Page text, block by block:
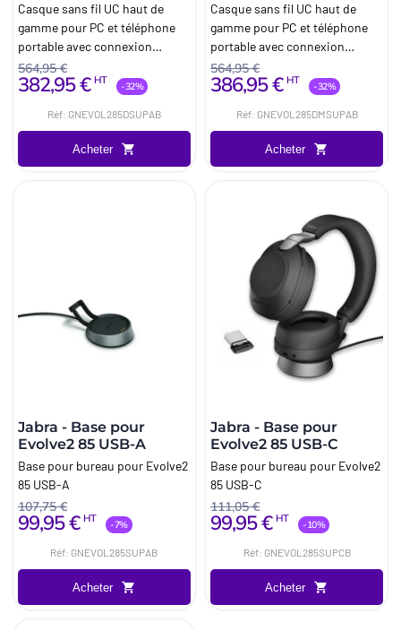
base
Casque sans fil UC haut de
gamme pour PC et téléphone
portable avec connexion
dongle USB-A et base pour
bureau
564,95 €
382,95 € HT -32%
Réf: GNEVOL285DSUPAB
Acheter
base
Casque sans fil UC haut de
gamme pour PC et téléphone
portable avec connexion
dongle USB-A optimisé
Microsoft Teams et base pour
564,95 €
386,95 € HT -32%
Réf: GNEVOL285DMSUPAB
Acheter
Jabra - Base pour
Evolve2 85 USB-A
Base pour bureau pour Evolve2
85 USB-A
107,75 €
99,95 € HT -7%
Réf: GNEVOL285SUPAB
Acheter
Jabra - Base pour
Evolve2 85 USB-C
Base pour bureau pour Evolve2
85 USB-C
111,05 €
99,95 € HT -10%
Réf: GNEVOL285SUPCB
Acheter